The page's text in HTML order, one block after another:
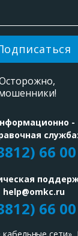
-
служба:
66
help@omkc.ru
66 00